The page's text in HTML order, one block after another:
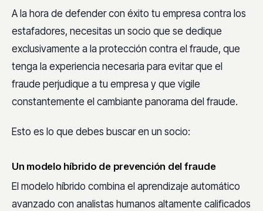
A la hora de defender con éxito tu empresa contra los
estafadores, necesitas un socio que se dedique
exclusivamente a la protección contra el fraude, que
tenga la experiencia necesaria para evitar que el
fraude perjudique a tu empresa y que vigile
constantemente el cambiante panorama del fraude.
Esto es lo que debes buscar en un socio:
Un modelo híbrido de prevención del fraude
El modelo híbrido combina el aprendizaje automático
avanzado con analistas humanos altamente calificados